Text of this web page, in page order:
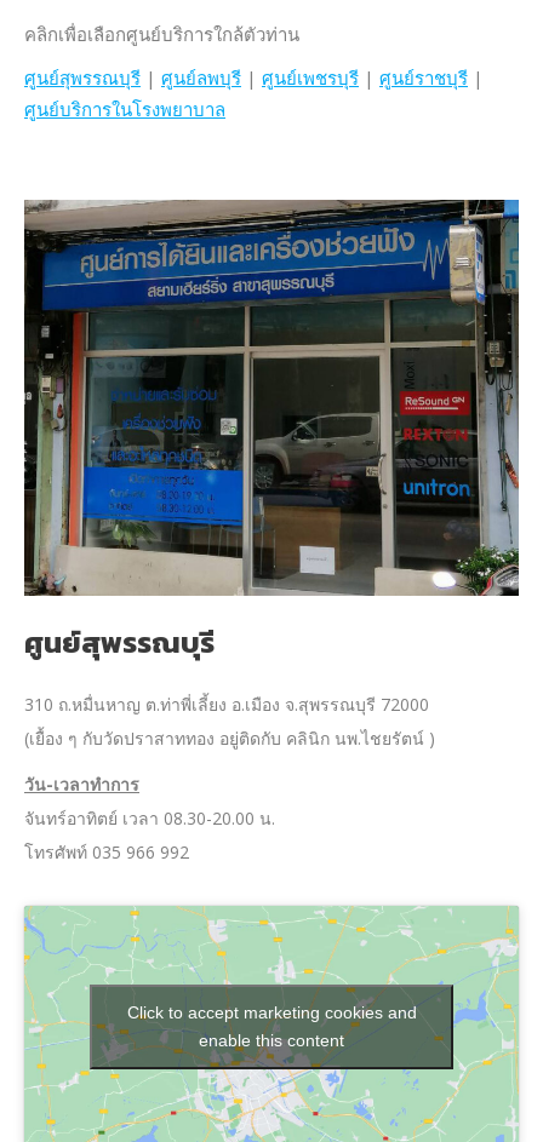
คลิกเพื่อเลือกศูนย์บริการใกล้ตัวท่าน
ศูนย์สุพรรณบุรี | ศูนย์ลพบุรี | ศูนย์เพชรบุรี | ศูนย์ราชบุรี |
ศูนย์บริการในโรงพยาบาล
ศูนย์สุพรรณบุรี
310 ถ.หมื่นหาญ ต.ท่าพี่เลี้ยง อ.เมือง จ.สุพรรณบุรี 72000
(เยื้อง ๆ กับวัดปราสาททอง อยู่ติดกับ คลินิก นพ.ไชยรัตน์ )
วัน-เวลาทำการ
จันทร์อาทิตย์ เวลา 08.30-20.00 น.
โทรศัพท์ 035 966 992
Click to accept marketing cookies and
enable this content